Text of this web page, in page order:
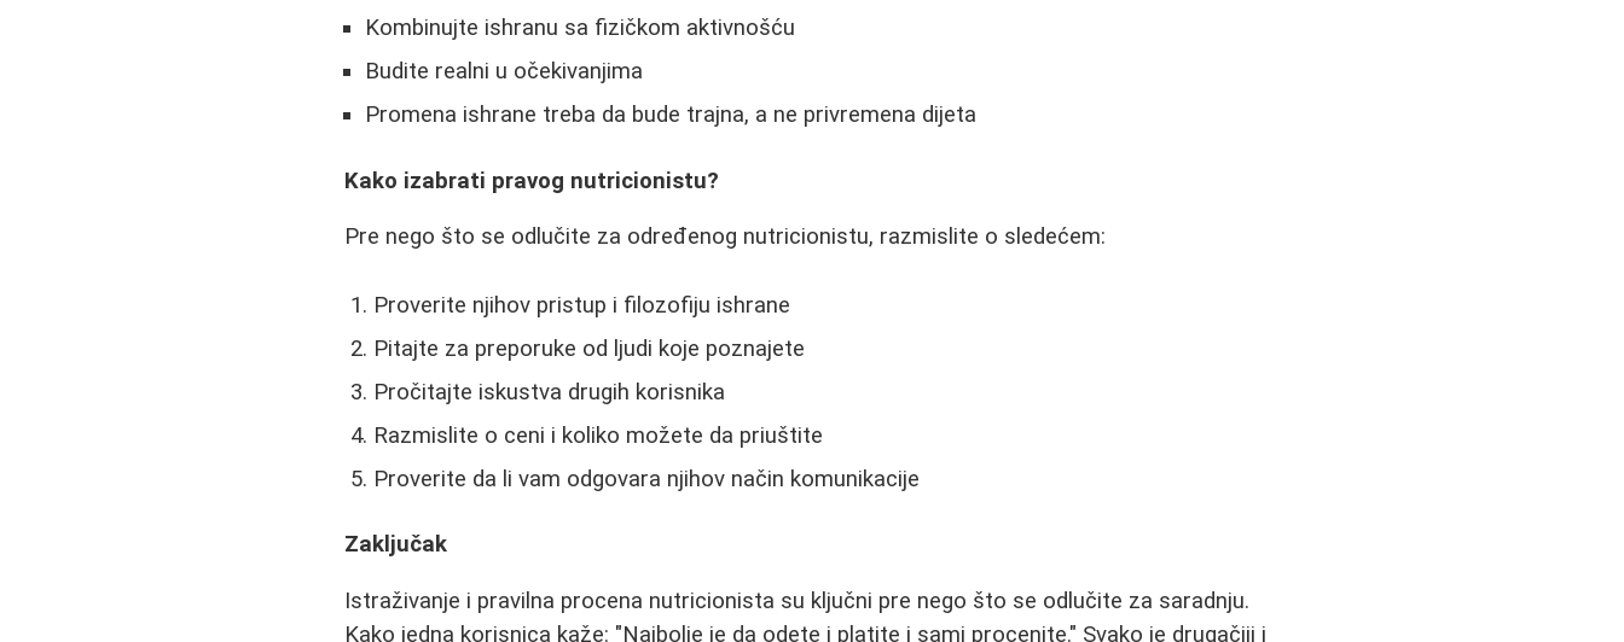
Kombinujte ishranu sa fizičkom aktivnošću
Budite realni u očekivanjima
Promena ishrane treba da bude trajna, a ne privremena dijeta
Kako izabrati pravog nutricionistu?
Pre nego što se odlučite za određenog nutricionistu, razmislite o sledećem:
Proverite njihov pristup i filozofiju ishrane
Pitajte za preporuke od ljudi koje poznajete
Pročitajte iskustva drugih korisnika
Razmislite o ceni i koliko možete da priuštite
Proverite da li vam odgovara njihov način komunikacije
Zaključak
Istraživanje i pravilna procena nutricionista su ključni pre nego što se odlučite za saradnju.
Kako jedna korisnica kaže: "Najbolje je da odete i platite i sami procenite." Svako je drugačiji i